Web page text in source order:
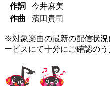
作詞
今井麻美
作曲
濱田貴司
※対象楽曲の最新の配信状
ービスにて十分にご確認のう